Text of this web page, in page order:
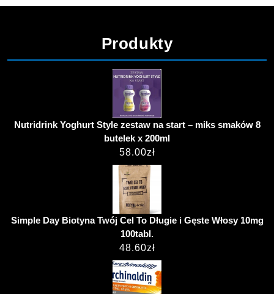
Produkty
Nutridrink Yoghurt Style zestaw na start – miks smaków 8
butelek x 200ml
58.00zł
Simple Day Biotyna Twój Cel To Długie i Gęste Włosy 10mg
100tabl.
48.60zł